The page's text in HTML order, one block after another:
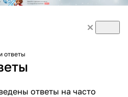
ответы
ответы на часто